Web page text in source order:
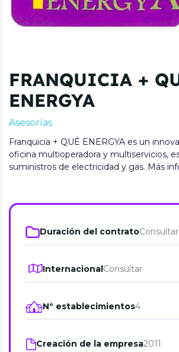
FRANQUICIA +
ENERGYA
Asesorías
Franquicia + QUÉ ENERGYA es un
oficina multioperadora y multiservicios,
suministros de electricidad y gas. Más
Duración del contratoConsultar
InternacionalConsultar
Nº establecimientos4
Creación de la empresa2011